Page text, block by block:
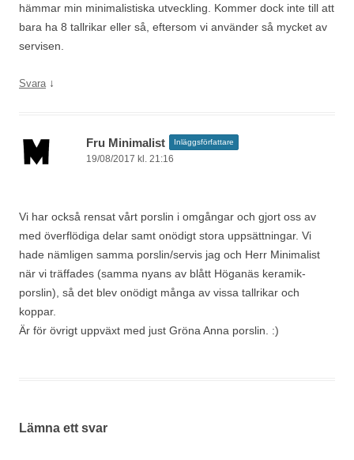
hämmar min minimalistiska utveckling. Kommer dock inte till att
bara ha 8 tallrikar eller så, eftersom vi använder så mycket av
servisen.
Svara ↓
Fru Minimalist Inläggsförfattare
19/08/2017 kl. 21:16
Vi har också rensat vårt porslin i omgångar och gjort oss av
med överflödiga delar samt onödigt stora uppsättningar. Vi
hade nämligen samma porslin/servis jag och Herr Minimalist
när vi träffades (samma nyans av blått Höganäs keramik-
porslin), så det blev onödigt många av vissa tallrikar och
koppar.
Är för övrigt uppväxt med just Gröna Anna porslin. :)
Lämna ett svar